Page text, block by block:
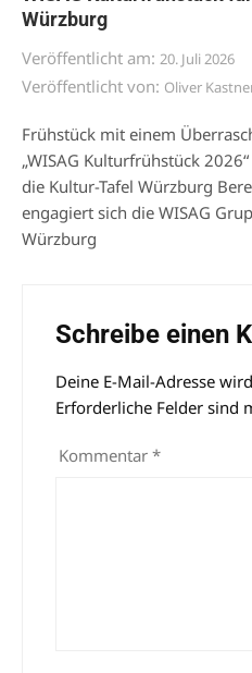
Würzburg
Veröffentlicht am: 20. Juli 2026
Veröffentlicht von: Oliver
Frühstück mit einem
„WISAG Kulturfrühstück
die Kultur-Tafel Würzburg
engagiert sich die WISAG
Würzburg
Schreibe einen
Deine E-Mail-Adresse
Erforderliche Felder sind
Kommentar *
Alternative: